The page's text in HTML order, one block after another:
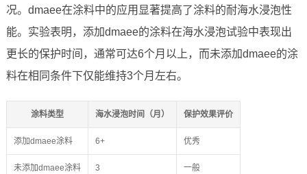
况。dmaee在涂料中的应用显著提高了涂料的耐海水浸泡性
能。实验表明，添加dmaee的涂料在海水浸泡试验中表现出
更长的保护时间，通常可达6个月以上，而未添加dmaee的涂
料在相同条件下仅能维持3个月左右。
涂料类型 海水浸泡时间（月） 保护效果评价
添加dmaee涂料 6+ 优秀
未添加dmaee涂料 3 一般